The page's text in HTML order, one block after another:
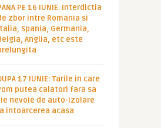
PE 16 IUNIE. Interdictia
zbor intre Romania si
Spania, Germania,
Anglia, etc este
17 IUNIE: Tarile in care
putea calatori fara sa
nevoie de auto-izolare
la intoarcerea acasa